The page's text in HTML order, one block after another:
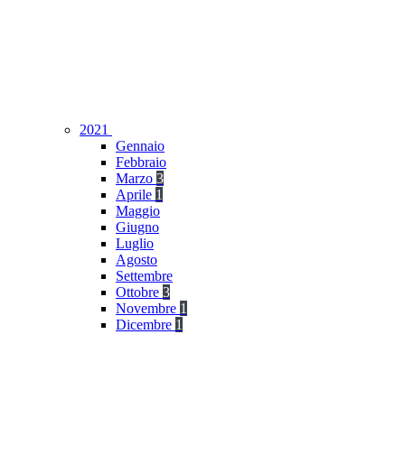
2021
Gennaio
Febbraio
Marzo 3
Aprile 1
Maggio
Giugno
Luglio
Agosto
Settembre
Ottobre 3
Novembre 1
Dicembre 1